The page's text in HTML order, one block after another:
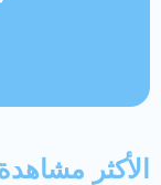
الأكثر